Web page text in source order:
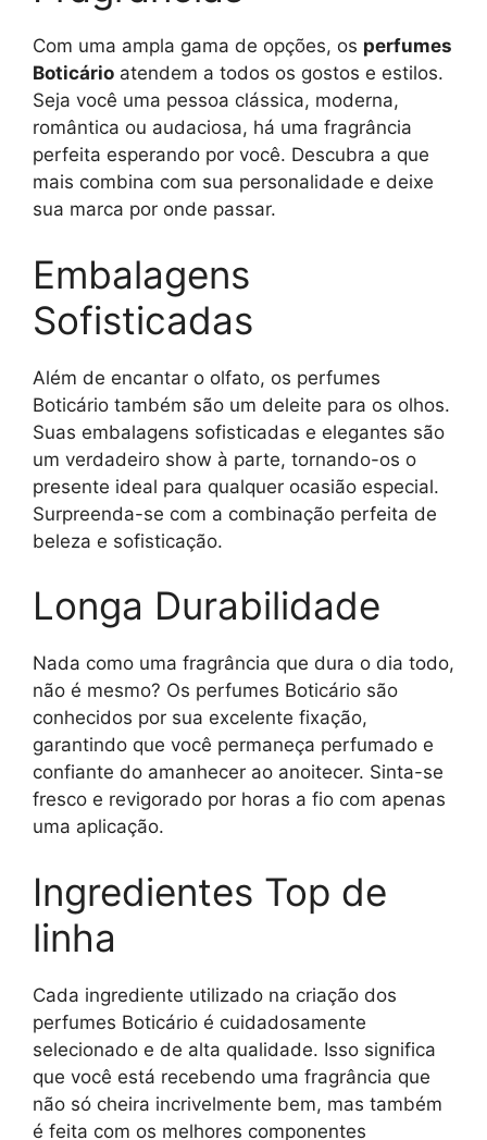
Com uma ampla gama de opções, os perfumes
Boticário atendem a todos os gostos e estilos.
Seja você uma pessoa clássica, moderna,
romântica ou audaciosa, há uma fragrância
perfeita esperando por você. Descubra a que
mais combina com sua personalidade e deixe
sua marca por onde passar.
Embalagens
Sofisticadas
Além de encantar o olfato, os perfumes
Boticário também são um deleite para os olhos.
Suas embalagens sofisticadas e elegantes são
um verdadeiro show à parte, tornando-os o
presente ideal para qualquer ocasião especial.
Surpreenda-se com a combinação perfeita de
beleza e sofisticação.
Longa Durabilidade
Nada como uma fragrância que dura o dia todo,
não é mesmo? Os perfumes Boticário são
conhecidos por sua excelente fixação,
garantindo que você permaneça perfumado e
confiante do amanhecer ao anoitecer. Sinta-se
fresco e revigorado por horas a fio com apenas
uma aplicação.
Ingredientes Top de
linha
Cada ingrediente utilizado na criação dos
perfumes Boticário é cuidadosamente
selecionado e de alta qualidade. Isso significa
que você está recebendo uma fragrância que
não só cheira incrivelmente bem, mas também
é feita com os melhores componentes